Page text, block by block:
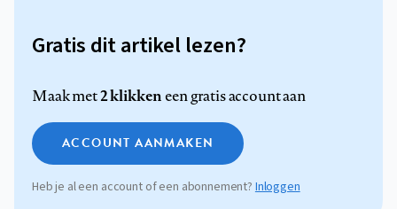
Gratis dit artikel lezen?
Maak met2 klikkeneen gratis account aan
ACCOUNT AANMAKEN
Heb je al een account of een abonnement? Inloggen